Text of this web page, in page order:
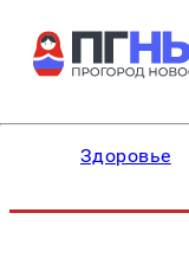
Здоровье